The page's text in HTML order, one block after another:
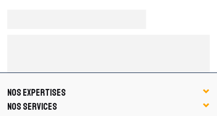
NOS EXPERTISES
NOS SERVICES